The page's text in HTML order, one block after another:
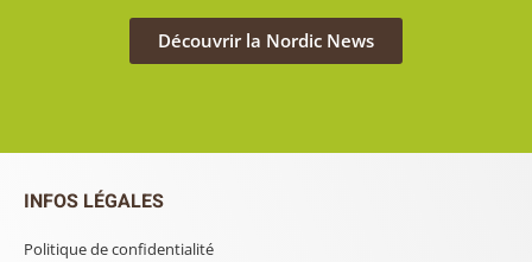
Découvrir la Nordic News
INFOS LÉGALES
Politique de confidentialité